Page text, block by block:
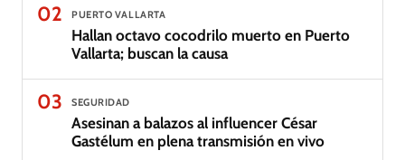
02 PUERTO VALLARTA
Hallan octavo cocodrilo muerto en Puerto
Vallarta; buscan la causa
03 SEGURIDAD
Asesinan a balazos al influencer César
Gastélum en plena transmisión en vivo